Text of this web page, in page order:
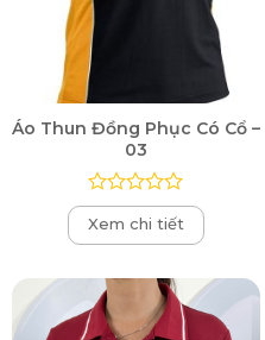
Áo Thun Đồng Phục Có Cổ –
03
Được
xếp
hạng
sao
Xem chi tiết